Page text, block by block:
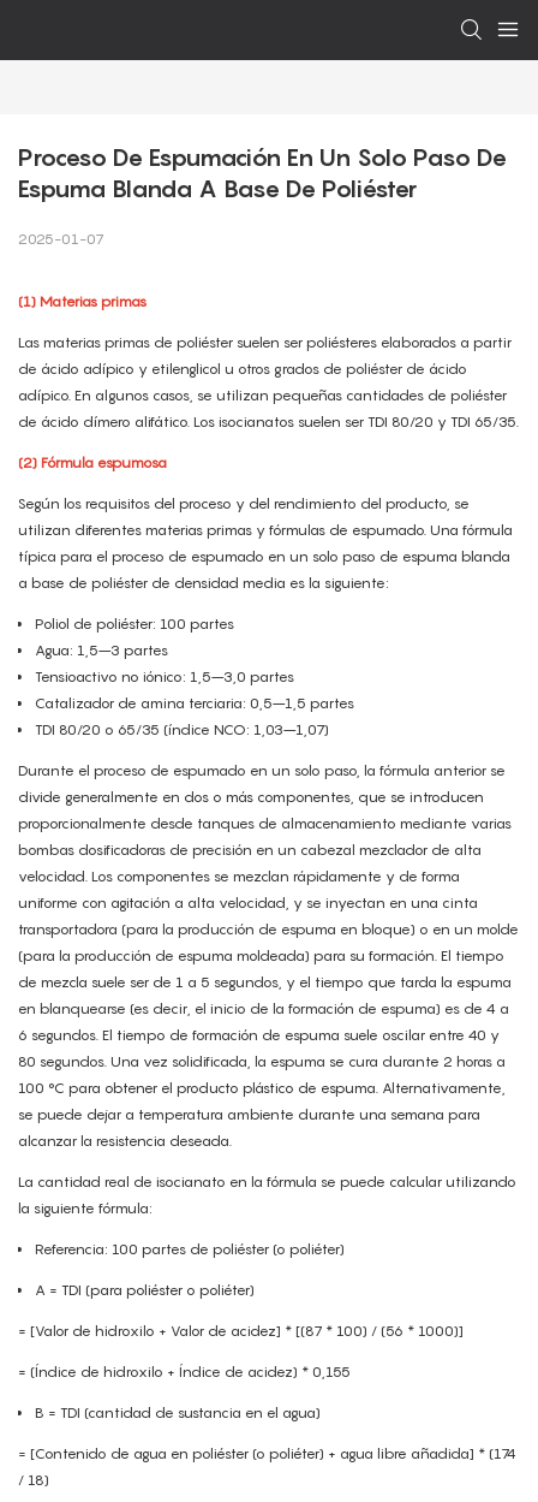
Proceso De Espumación En Un Solo Paso De
Espuma Blanda A Base De Poliéster
2025-01-07
(1) Materias primas
Las materias primas de poliéster suelen ser poliésteres elaborados a partir
de ácido adípico y etilenglicol u otros grados de poliéster de ácido
adípico. En algunos casos, se utilizan pequeñas cantidades de poliéster
de ácido dímero alifático. Los isocianatos suelen ser TDI 80/20 y TDI 65/35.
(2) Fórmula espumosa
Según los requisitos del proceso y del rendimiento del producto, se
utilizan diferentes materias primas y fórmulas de espumado. Una fórmula
típica para el proceso de espumado en un solo paso de espuma blanda
a base de poliéster de densidad media es la siguiente:
Poliol de poliéster: 100 partes
Agua: 1,5–3 partes
Tensioactivo no iónico: 1,5–3,0 partes
Catalizador de amina terciaria: 0,5–1,5 partes
TDI 80/20 o 65/35 (índice NCO: 1,03–1,07)
Durante el proceso de espumado en un solo paso, la fórmula anterior se
divide generalmente en dos o más componentes, que se introducen
proporcionalmente desde tanques de almacenamiento mediante varias
bombas dosificadoras de precisión en un cabezal mezclador de alta
velocidad. Los componentes se mezclan rápidamente y de forma
uniforme con agitación a alta velocidad, y se inyectan en una cinta
transportadora (para la producción de espuma en bloque) o en un molde
(para la producción de espuma moldeada) para su formación. El tiempo
de mezcla suele ser de 1 a 5 segundos, y el tiempo que tarda la espuma
en blanquearse (es decir, el inicio de la formación de espuma) es de 4 a
6 segundos. El tiempo de formación de espuma suele oscilar entre 40 y
80 segundos. Una vez solidificada, la espuma se cura durante 2 horas a
100 °C para obtener el producto plástico de espuma. Alternativamente,
se puede dejar a temperatura ambiente durante una semana para
alcanzar la resistencia deseada.
La cantidad real de isocianato en la fórmula se puede calcular utilizando
la siguiente fórmula:
Referencia: 100 partes de poliéster (o poliéter)
A = TDI (para poliéster o poliéter)
= [Valor de hidroxilo + Valor de acidez] * [(87 * 100) / (56 * 1000)]
= (Índice de hidroxilo + Índice de acidez) * 0,155
B = TDI (cantidad de sustancia en el agua)
= [Contenido de agua en poliéster (o poliéter) + agua libre añadida] * (174
/ 18)